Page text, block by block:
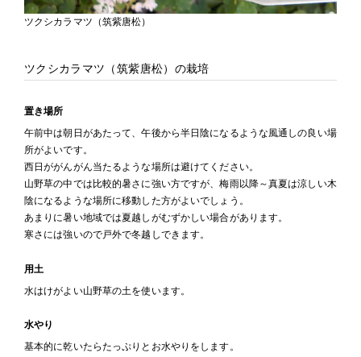
ツクシカラマツ（筑紫唐松）
ツクシカラマツ（筑紫唐松）の栽培
置き場所
午前中は朝日があたって、午後から半日陰になるような風通しの良い場
所がよいです。
西日ががんがん当たるような場所は避けてください。
山野草の中では比較的暑さに強い方ですが、梅雨以降～真夏は涼しい木
陰になるような場所に移動した方がよいでしょう。
あまりに暑い地域では夏越しがむずかしい場合があります。
寒さには強いので戸外で冬越しできます。
用土
水はけがよい山野草の土を使います。
水やり
基本的に乾いたらたっぷりとお水やりをします。